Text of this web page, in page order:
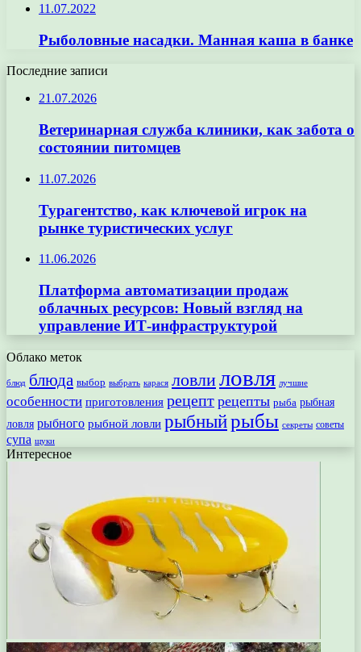
11.07.2022
Рыболовные насадки. Манная каша в банке
Последние записи
21.07.2026
Ветеринарная служба клиники, как забота о
состоянии питомцев
11.07.2026
Турагентство, как ключевой игрок на
рынке туристических услуг
11.06.2026
Платформа автоматизации продаж
облачных ресурсов: Новый взгляд на
управление ИТ-инфраструктурой
Облако меток
блюд блюда выбор выбрать карася ловлиловля лучшие
особенности приготовления рецепт рецепты рыба рыбная
ловля рыбного рыбной ловли рыбныйрыбы секреты советы
супа щуки
Интересное